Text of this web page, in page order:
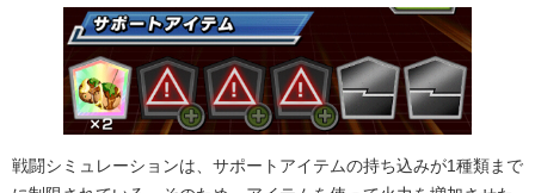
戦闘シミュレーションは、サポートアイテムの持ち込みが1種類まで